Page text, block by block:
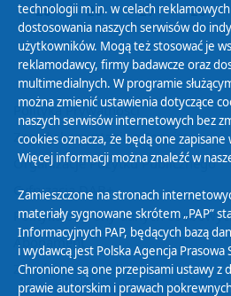
25 26 27 28
Polityka Prywatności
Zasady korzystania z Serwisu
Organizacje Pożytku Publicznego
Cyfryzacja DAB+
Polityka ochrony danych
Abonament
Zamówienia publiczne
technologii m.in. w celach
dostosowania naszych serwisów do
użytkowników. Mogą też stosować je
reklamodawcy, firmy badawcze oraz
multimedialnych. W programie
można zmienić ustawienia dotyczące
naszych serwisów internetowych bez
cookies oznacza, że będą one
Więcej informacji można znaleźć w
Zamieszczone na stronach
materiały sygnowane skrótem „PAP”
Informacyjnych PAP, będących bazą
i wydawcą jest Polska Agencja Prasowa
Chronione są one przepisami ustawy z
prawie autorskim i prawach